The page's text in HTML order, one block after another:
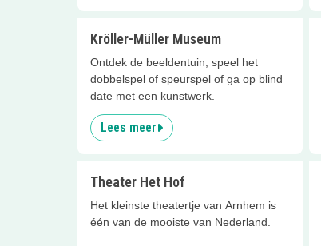
Kröller-Müller Museum
Ontdek de beeldentuin, speel het
dobbelspel of speurspel of ga op blind
date met een kunstwerk.
Lees meer
Theater Het Hof
Het kleinste theatertje van Arnhem is
één van de mooiste van Nederland.